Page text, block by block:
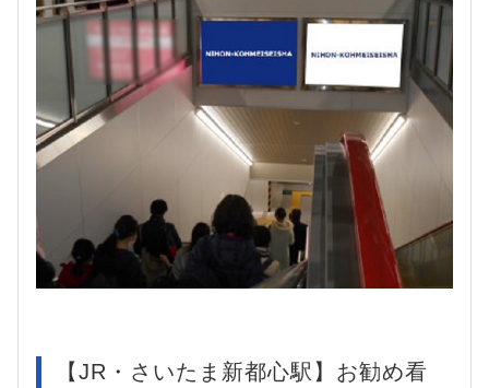
【JR・さいたま新都心駅】お勧め看